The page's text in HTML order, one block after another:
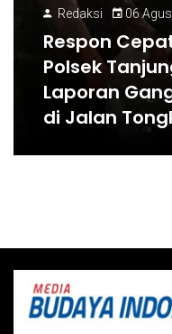
Redaksi 06
Respon
Polsek
Laporan
di Jalan